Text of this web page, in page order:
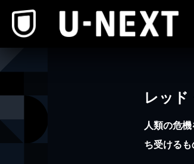
レッド
人類の危
ち受けるも